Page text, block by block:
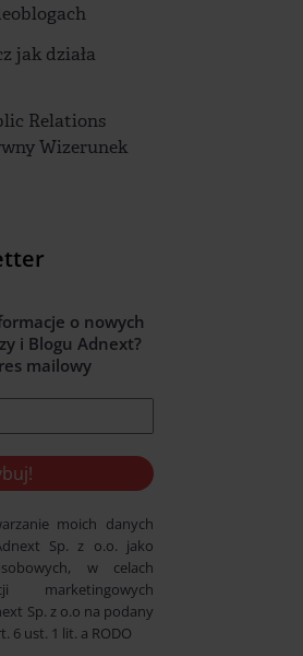
jak działa
Relations
Wizerunek
o nowych
i Blogu Adnext?
mailowy
moich danych
Sp. z o.o. jako
w celach
marketingowych
Sp. z o.o na podany
6 ust. 1 lit. a RODO